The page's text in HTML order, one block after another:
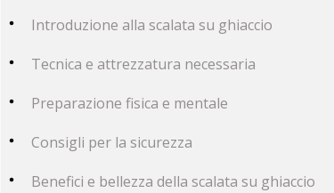
Introduzione alla scalata su ghiaccio
Tecnica e attrezzatura necessaria
Preparazione fisica e mentale
Consigli per la sicurezza
Benefici e bellezza della scalata su ghiaccio